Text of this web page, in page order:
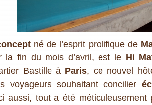
né de l’esprit prolifique de
la fin du mois d’avril, est le Hi
Bastille à Paris, ce nouvel
voyageurs souhaitant concilier
aussi, tout a été